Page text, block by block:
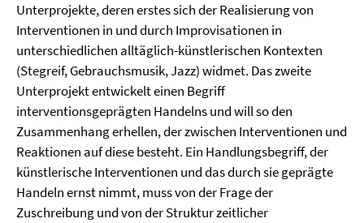
Unterprojekte, deren erstes sich der Realisierung von
Interventionen in und durch Improvisationen in
unterschiedlichen alltäglich-künstlerischen Kontexten
(Stegreif, Gebrauchsmusik, Jazz) widmet. Das zweite
Unterprojekt entwickelt einen Begriff
interventionsgeprägten Handelns und will so den
Zusammenhang erhellen, der zwischen Interventionen und
Reaktionen auf diese besteht. Ein Handlungsbegriff, der
künstlerische Interventionen und das durch sie geprägte
Handeln ernst nimmt, muss von der Frage der
Zuschreibung und von der Struktur zeitlicher